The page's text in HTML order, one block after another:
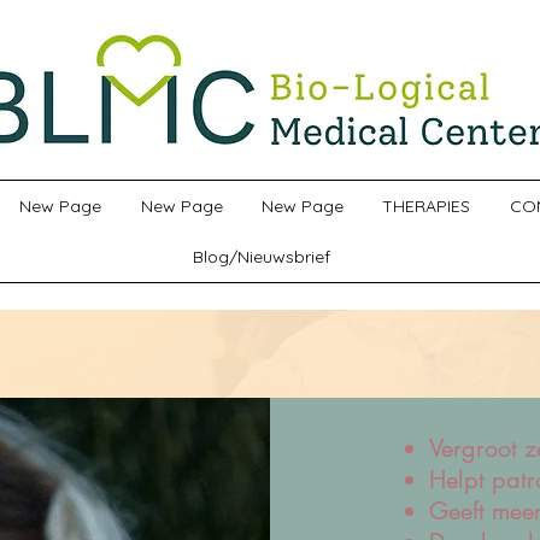
New Page New Page New Page THERAPIES
Blog/Nieuwsbrief
Vergroot
Helpt
Geeft